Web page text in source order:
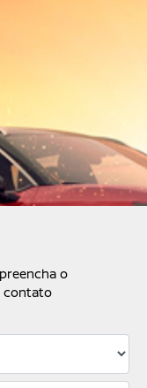
o
contato